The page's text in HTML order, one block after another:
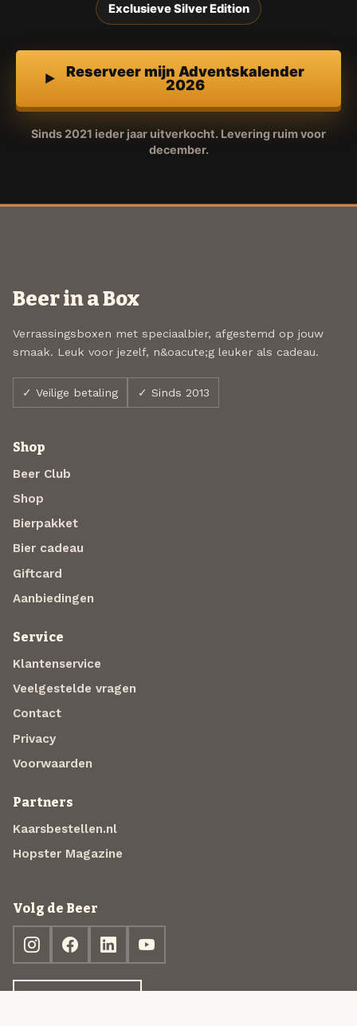
Exclusieve Silver Edition
Reserveer mijn Adventskalender
2026
Sinds 2021 ieder jaar uitverkocht. Levering ruim voor
december.
Beer in a Box
Verrassingsboxen met speciaalbier, afgestemd op jouw
smaak. Leuk voor jezelf, n&oacute;g leuker als cadeau.
✓ Veilige betaling ✓ Sinds 2013
Shop
Beer Club
Shop
Bierpakket
Bier cadeau
Giftcard
Aanbiedingen
Service
Klantenservice
Veelgestelde vragen
Contact
Privacy
Voorwaarden
Partners
Kaarsbestellen.nl
Hopster Magazine
Volg de Beer